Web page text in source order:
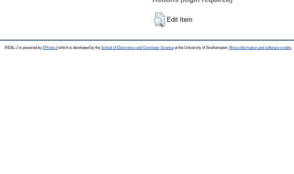
Edit Item
REAL-J is powered by EPrints 3which is developed by the School of Electronics and Computer Science at the University of Southampton. More information and software credits